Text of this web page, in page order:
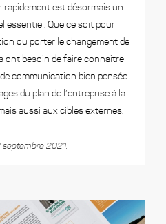
rapidement est désormais un
essentiel. Que ce soit pour
ou porter le changement de
ont besoin de faire connaitre
communication bien pensée
du plan de l’entreprise à la
aussi aux cibles externes.
septembre 2021.